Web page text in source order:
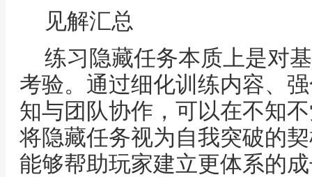
见解汇总
练习隐藏任务本质上是对
考验。通过细化训练内容、
知与团队协作，可以在不知
将隐藏任务视为自我突破的
能够帮助玩家建立更体系的